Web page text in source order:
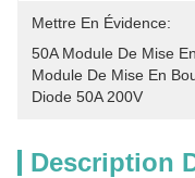
Mettre En Évidence:
50A Module De Mise
Module De Mise En
Diode 50A 200V
Description